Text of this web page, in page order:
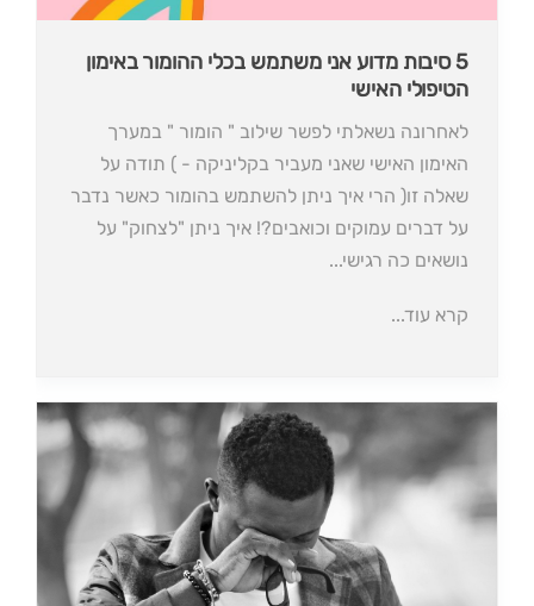
5 סיבות מדוע אני משתמש בכלי ההומור באימון
הטיפולי האישי
לאחרונה נשאלתי לפשר שילוב " הומור " במערך
האימון האישי שאני מעביר בקליניקה - ) תודה על
שאלה זו( הרי איך ניתן להשתמש בהומור כאשר נדבר
על דברים עמוקים וכואבים?! איך ניתן "לצחוק" על
נושאים כה רגישי...
קרא עוד...